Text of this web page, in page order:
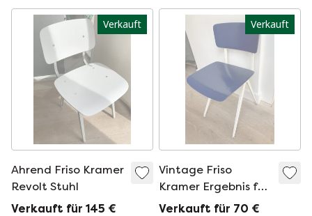
Verkauft
Ahrend Friso Kramer
Revolt Stuhl
Verkauft für 145 €
Verkauft
Vintage Friso
Kramer Ergebnis für
Ahrend Stuhl
Verkauft für 70 €